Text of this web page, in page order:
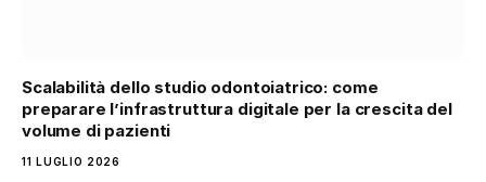
Scalabilità dello studio odontoiatrico: come
preparare l’infrastruttura digitale per la crescita del
volume di pazienti
11 LUGLIO 2026